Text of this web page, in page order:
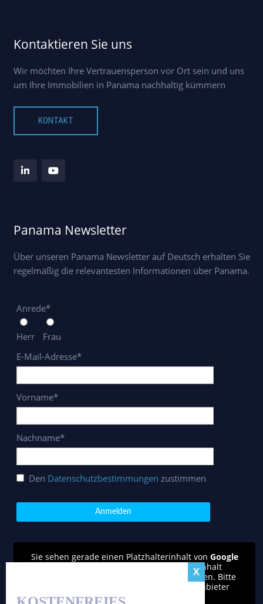
Kontaktieren Sie uns
Wir möchten Ihre Vertrauensperson vor Ort sein und uns
um Ihre Immobilien in Panama nachhaltig kümmern
KONTAKT
Panama Newsletter
Über unseren Panama Newsletter auf Deutsch erhalten Sie
regelmäßig die relevantesten Informationen über Panama.
Anrede*
Herr
Frau
E-Mail-Adresse*
Vorname*
Nachname*
Den Datenschutzbestimmungen zustimmen
Sie sehen gerade einen Platzhalterinhalt von Google
. Um auf den eigentlichen Inhalt
zuzugreifen, klicken Sie auf den Button unten. Bitte
beachten Sie, dass dabei Daten an Drittanbieter
weitergegeben werden.